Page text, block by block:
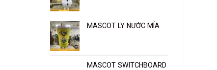
MASCOT LY NƯỚC MÍA
MASCOT SWITCHBOARD